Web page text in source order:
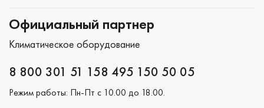
Официальный партнер
Климатическое оборудование
8 800 301 51 158 495 150 50 05
Режим работы: Пн-Пт с 10.00 до 18.00.